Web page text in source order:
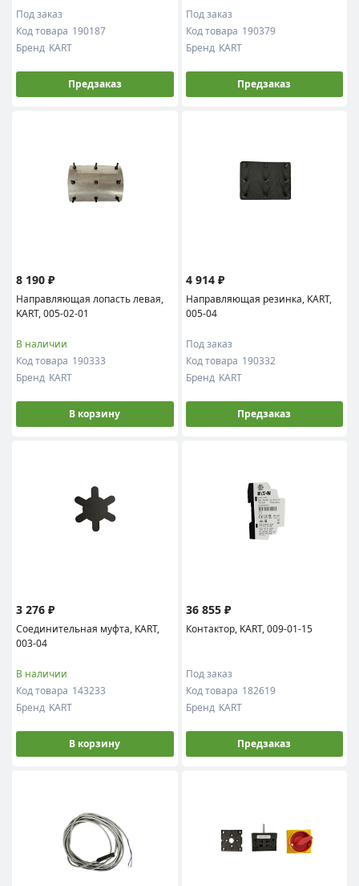
Под заказ
Код товара 190187
Бренд KART
Предзаказ
Под заказ
Код товара 190379
Бренд KART
Предзаказ
8 190 ₽
Направляющая лопасть левая,
KART, 005-02-01
В наличии
Код товара 190333
Бренд KART
В корзину
4 914 ₽
Направляющая резинка, KART,
005-04
Под заказ
Код товара 190332
Бренд KART
Предзаказ
3 276 ₽
Соединительная муфта, KART,
003-04
В наличии
Код товара 143233
Бренд KART
В корзину
36 855 ₽
Контактор, KART, 009-01-15
Под заказ
Код товара 182619
Бренд KART
Предзаказ